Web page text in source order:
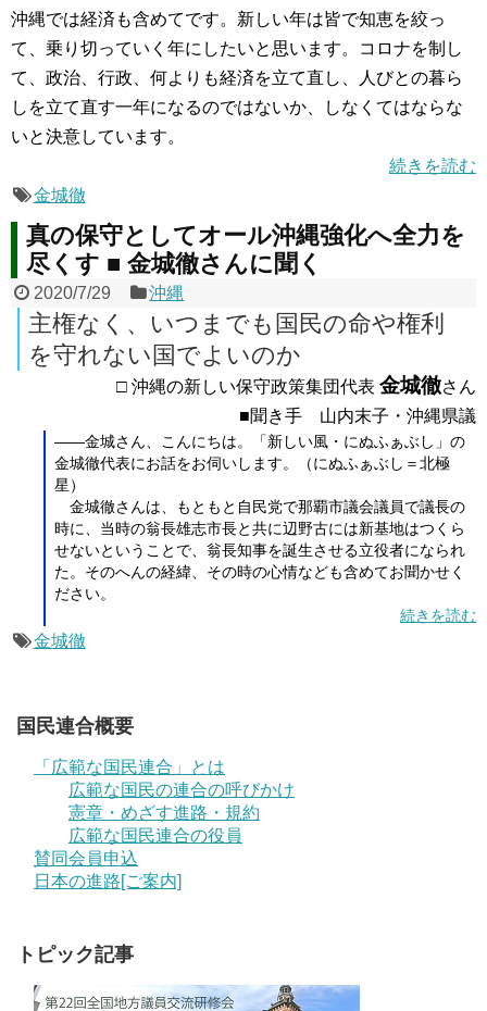
沖縄では経済も含めてです。新しい年は皆で知恵を絞っ
て、乗り切っていく年にしたいと思います。コロナを制し
て、政治、行政、何よりも経済を立て直し、人びとの暮ら
しを立て直す一年になるのではないか、しなくてはならな
いと決意しています。
続きを読む
金城徹
真の保守としてオール沖縄強化へ全力を
尽くす ■ 金城徹さんに聞く
2020/7/29 沖縄
主権なく、いつまでも国民の命や権利
を守れない国でよいのか
□ 沖縄の新しい保守政策集団代表 金城徹さん
■聞き手 山内末子・沖縄県議
――金城さん、こんにちは。「新しい風・にぬふぁぶし」の
金城徹代表にお話をお伺いします。（にぬふぁぶし＝北極
星）
金城徹さんは、もともと自民党で那覇市議会議員で議長の
時に、当時の翁長雄志市長と共に辺野古には新基地はつくら
せないということで、翁長知事を誕生させる立役者になられ
た。そのへんの経緯、その時の心情なども含めてお聞かせく
ださい。
続きを読む
金城徹
国民連合概要
「広範な国民連合」とは
広範な国民の連合の呼びかけ
憲章・めざす進路・規約
広範な国民連合の役員
賛同会員申込
日本の進路[ご案内]
トピック記事